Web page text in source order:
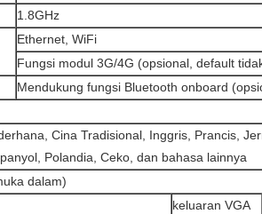
1.8GHz
Ethernet, WiFi
Fungsi modul 3G/4G (opsional, default
Mendukung fungsi Bluetooth onboard
Cina Tradisional, Inggris, Prancis,
Polandia, Ceko, dan bahasa lainnya
dalam)
keluaran VGA